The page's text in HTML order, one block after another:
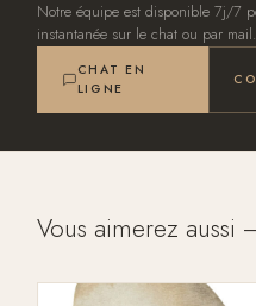
Notre équipe est disponible 7j/7
instantanée sur le chat ou par mail.
CHAT EN
LIGNE
Vous aimerez aussi